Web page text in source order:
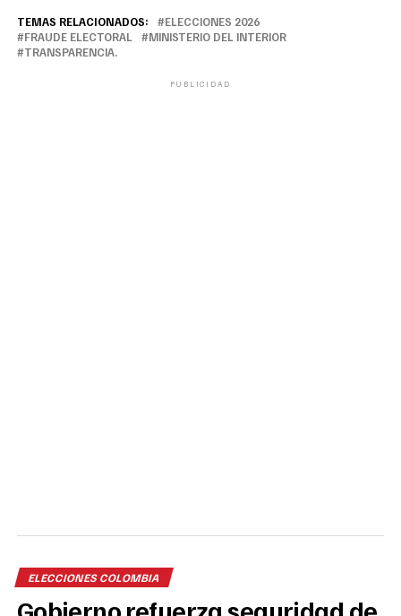
TEMAS RELACIONADOS:
ELECCIONES 2026
FRAUDE ELECTORAL
MINISTERIO DEL INTERIOR
TRANSPARENCIA.
PUBLICIDAD
ELECCIONES COLOMBIA